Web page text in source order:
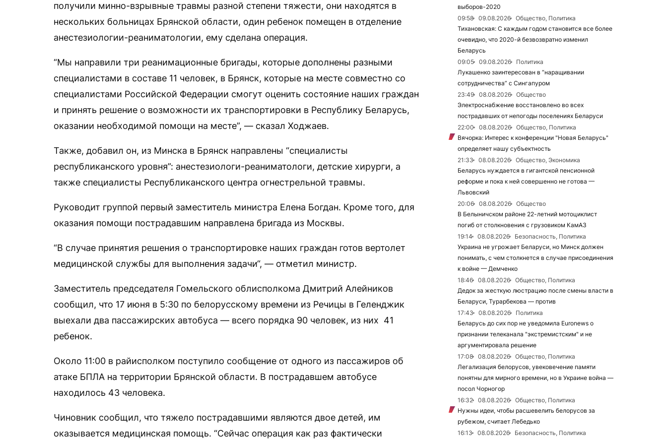
получили минно-взрывные травмы разной степени тяжести, они находятся в
нескольких больницах Брянской области, один ребенок помещен в отделение
анестезиологии-реаниматологии, ему сделана операция.
“Мы направили три реанимационные бригады, которые дополнены разными
специалистами в составе 11 человек, в Брянск, которые на месте совместно со
специалистами Российской Федерации смогут оценить состояние наших граждан
и принять решение о возможности их транспортировки в Республику Беларусь,
оказании необходимой помощи на месте”, — сказал Ходжаев.
Также, добавил он, из Минска в Брянск направлены “специалисты
республиканского уровня”: анестезиологи-реаниматологи, детские хирурги, а
также специалисты Республиканского центра огнестрельной травмы.
Руководит группой первый заместитель министра Елена Богдан. Кроме того, для
оказания помощи пострадавшим направлена бригада из Москвы.
“В случае принятия решения о транспортировке наших граждан готов вертолет
медицинской службы для выполнения задачи“, — отметил министр.
Заместитель председателя Гомельского облисполкома Дмитрий Алейников
сообщил, что 17 июня в 5:30 по белорусскому времени из Речицы в Геленджик
выехали два пассажирских автобуса — всего порядка 90 человек, из них 41
ребенок.
Около 11:00 в райисполком поступило сообщение от одного из пассажиров об
атаке БПЛА на территории Брянской области. В пострадавшем автобусе
находилось 43 человека.
Чиновник сообщил, что тяжело пострадавшими являются двое детей, им
оказывается медицинская помощь. “Сейчас операция как раз фактически
выборов-2020
09:58
09.08.2026
Общество, Политика
Тихановская: С каждым годом становится все более
очевидно, что 2020-й безвозвратно изменил
Беларусь
09:05
09.08.2026
Политика
Лукашенко заинтересован в “наращивании
сотрудничества” с Сингапуром
23:49
08.08.2026
Общество
Электроснабжение восстановлено во всех
пострадавших от непогоды поселениях Беларуси
22:00
08.08.2026
Общество, Политика
Вячорка: Интерес к конференции "Новая Беларусь"
определяет нашу субъектность
21:33
08.08.2026
Общество, Экономика
Беларусь нуждается в гигантской пенсионной
реформе и пока к ней совершенно не готова —
Львовский
20:06
08.08.2026
Общество
В Белыничском районе 22-летний мотоциклист
погиб от столкновения с грузовиком КамАЗ
19:14
08.08.2026
Безопасность, Политика
Украина не угрожает Беларуси, но Минск должен
понимать, с чем столкнется в случае присоединения
к войне — Демченко
18:46
08.08.2026
Общество, Политика
Дедок за жесткую люстрацию после смены власти в
Беларуси, Турарбекова — против
17:43
08.08.2026
Политика
Беларусь до сих пор не уведомила Euronews о
признании телеканала "экстремистским" и не
аргументировала решение
17:08
08.08.2026
Общество, Политика
Легализация белорусов, увековечение памяти
понятны для мирного времени, но в Украине война —
посол Чорногор
16:32
08.08.2026
Общество, Политика
Нужны идеи, чтобы расшевелить белорусов за
рубежом, считает Лебедько
16:13
08.08.2026
Безопасность, Политика